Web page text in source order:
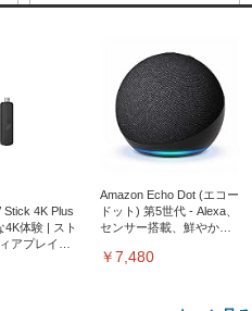
Stick 4K Plus
4K体験 | スト
アプレイヤ
Amazon Echo Dot (エコー
ドット) 第5世代 - Alexa、
センサー搭載、鮮やかな
￥7,480